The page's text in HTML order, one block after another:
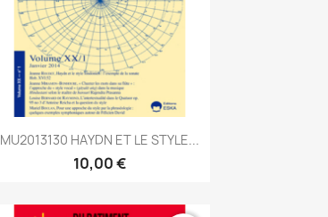
Aperçu rapide
MU2013130 HAYDN ET LE STYLE...
10,00 €